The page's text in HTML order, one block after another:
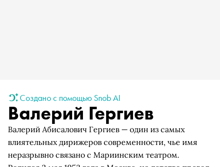
Создано с помощью Snob AI
Валерий Гергиев
Валерий Абисалович Гергиев — один из самых
влиятельных дирижеров современности, чье имя
неразрывно связано с Мариинским театром.